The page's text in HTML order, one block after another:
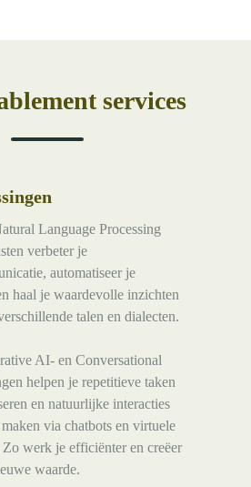
services
Language Processing
verbeter je
automatiseer je
haal je waardevolle inzichten
talen en dialecten.
AI- en Conversational
helpen je repetitieve taken
en natuurlijke interacties
via chatbots en virtuele
Zo werk je efficiënter en creëer
waarde.